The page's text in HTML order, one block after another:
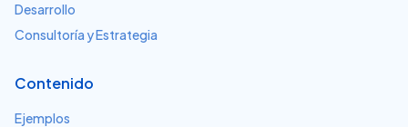
Desarrollo
Consultoría y Estrategia
Contenido
Ejemplos